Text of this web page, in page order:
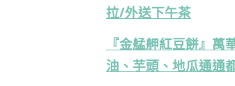
拉/外送下午茶
『金艋舺紅豆餅』
油、芋頭、地瓜通通